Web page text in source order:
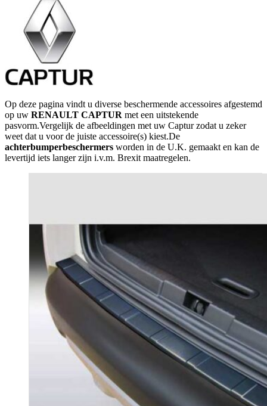
Op deze pagina vindt u diverse beschermende accessoires afgestemd
op uw RENAULT CAPTUR met een uitstekende
pasvorm.Vergelijk de afbeeldingen met uw Captur zodat u zeker
weet dat u voor de juiste accessoire(s) kiest.De
achterbumperbeschermers worden in de U.K. gemaakt en kan de
levertijd iets langer zijn i.v.m. Brexit maatregelen.